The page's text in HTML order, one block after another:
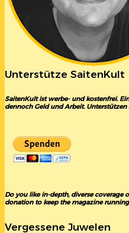
Unterstütze SaitenKult
SaitenKult ist werbe- und kostenfrei.
dennoch Geld und Arbeit. Unterstützen
Do you like in-depth, diverse coverage
donation to keep the magazine
Vergessene Juwelen